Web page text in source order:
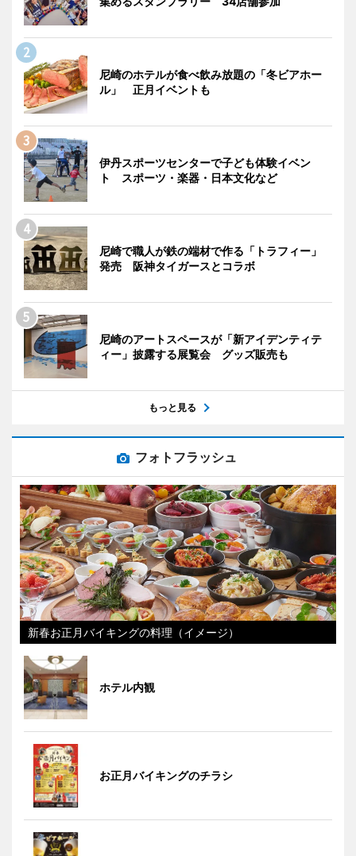
尼崎のホテルが食べ飲み放題の「冬ビアホー
ル」 正月イベントも
伊丹スポーツセンターで子ども体験イベン
ト スポーツ・楽器・日本文化など
尼崎で職人が鉄の端材で作る「トラフィー」
発売 阪神タイガースとコラボ
尼崎のアートスペースが「新アイデンティテ
ィー」披露する展覧会 グッズ販売も
もっと見る
フォトフラッシュ
新春お正月バイキングの料理（イメージ）
ホテル内観
お正月バイキングのチラシ